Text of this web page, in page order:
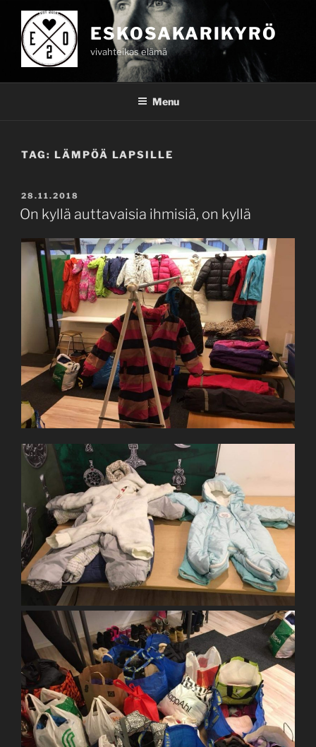
content
ESKOSAKARIKYRÖ
vivahteikas elämä
Menu
TAG: LÄMPÖÄ LAPSILLE
POSTED
ON
28.11.2018
On kyllä auttavaisia ihmisiä, on kyllä